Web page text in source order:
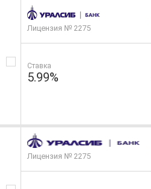
Лицензия № 2275
Ставка
5.99%
Лицензия № 2275